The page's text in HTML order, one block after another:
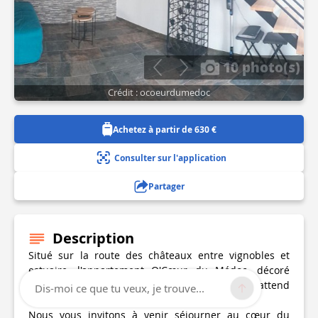
10 photo(s)
Crédit : ocoeurdumedoc
Achetez à partir de 630 €
Consulter sur l'application
Partager
Description
Situé sur la route des châteaux entre vignobles et
estuaire, l'appartement O'Cœur du Médoc, décoré
avec goût et avec tout le confort moderne, vous attend
Nous vous invitons à venir séjourner au cœur du
Dis-moi ce que tu veux, je trouve...